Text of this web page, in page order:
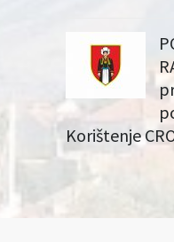
Korištenje